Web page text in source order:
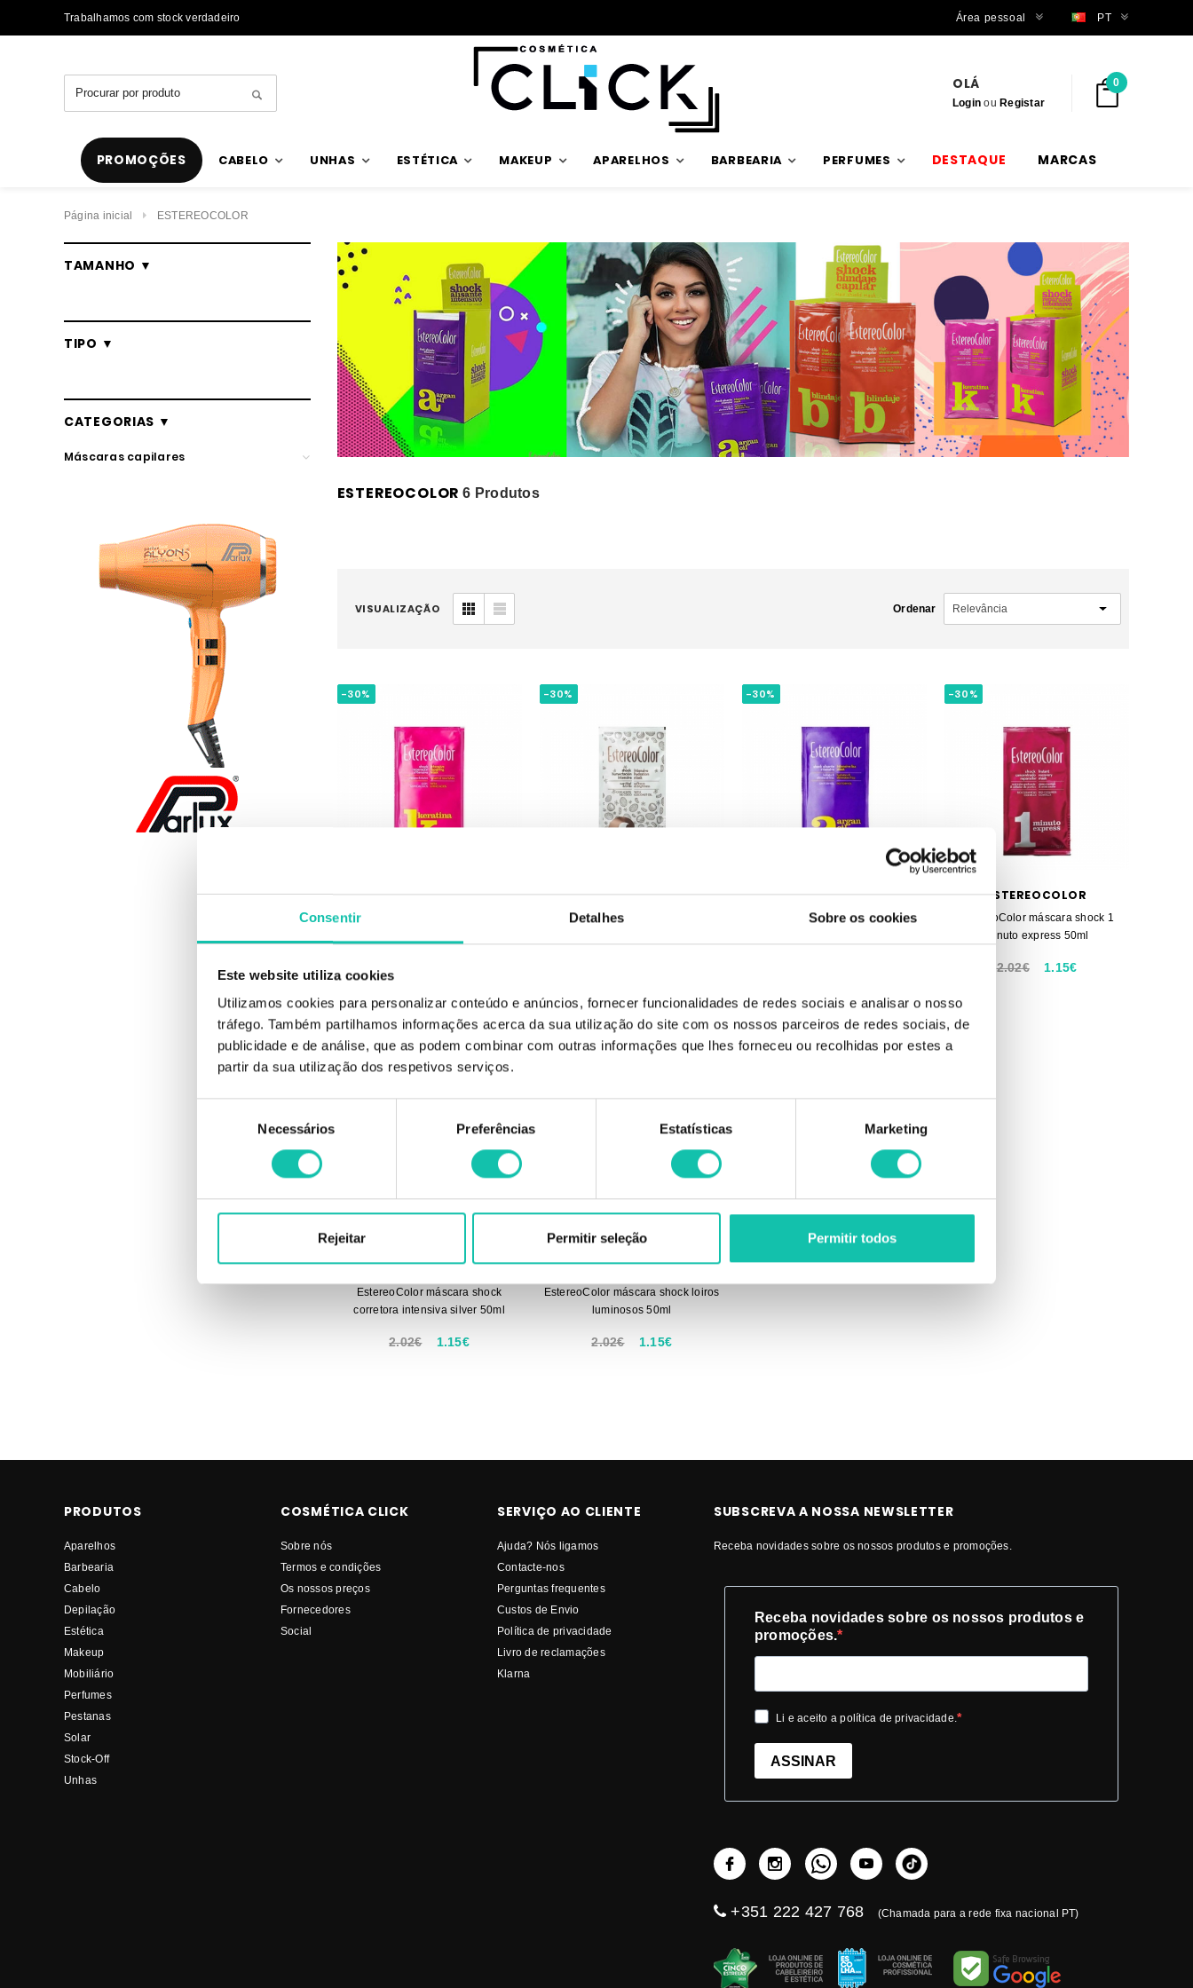
Consentir Detalhes Sobre os cookies
Este website utiliza cookies
Utilizamos cookies para personalizar conteúdo e anúncios, fornecer funcionalidades de redes sociais e analisar o nosso
tráfego. Também partilhamos informações acerca da sua utilização do site com os nossos parceiros de redes sociais, de
publicidade e de análise, que as podem combinar com outras informações que lhes forneceu ou recolhidas por estes a
partir da sua utilização dos respetivos serviços.
consentimento
Necessários Preferências Estatísticas Marketing
Rejeitar Permitir seleção Permitir todos
Trabalhamos com stock verdadeiro Trabalhamos com stock verdadeiro
Área pessoal PT
OLÁ
Login ouRegistar
0
PROMOÇÕES CABELO UNHAS ESTÉTICA MAKEUP APARELHOS BARBEARIA PERFUMES DESTAQUE MARCAS
Página inicial ESTEREOCOLOR
TAMANHO ▼
TIPO ▼
CATEGORIAS ▼
Máscaras capilares
ESTEREOCOLOR 6 Produtos
VISUALIZAÇÃO Ordenar
-30%
ESTEREOCOLOR
EstereoColor máscara shock
-30%
ESTEREOCOLOR
EstereoColor máscara shock coco
-30%
ESTEREOCOLOR
EstereoColor máscara shock
-30%
ESTEREOCOLOR
EstereoColor máscara shock 1
minuto express 50ml
2.02€ 1.15€
-30%
EstereoColor máscara shock
corretora intensiva silver 50ml
2.02€ 1.15€
EstereoColor máscara shock loiros
luminosos 50ml
2.02€ 1.15€
PRODUTOS
Aparelhos
Barbearia
Cabelo
Depilação
Estética
Makeup
Mobiliário
Perfumes
Pestanas
Solar
Stock-Off
Unhas
COSMÉTICA CLICK
Sobre nós
Termos e condições
Os nossos preços
Fornecedores
Social
SERVIÇO AO CLIENTE
Ajuda? Nós ligamos
Contacte-nos
Perguntas frequentes
Custos de Envio
Política de privacidade
Livro de reclamações
Klarna
SUBSCREVA A NOSSA NEWSLETTER
Receba novidades sobre os nossos produtos e promoções.
Receba novidades sobre os nossos produtos e
promoções.
Li e aceito a política de privacidade.
ASSINAR
+351 222 427 768 (Chamada para a rede fixa nacional PT)